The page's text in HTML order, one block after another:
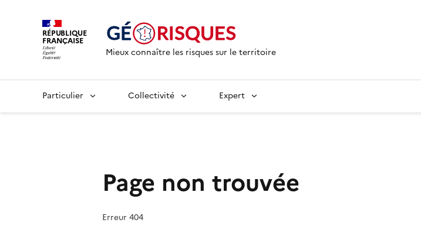
RÉPUBLIQUE
FRANÇAISE
Mieux connaître les risques sur le territoire
Particulier Collectivité Expert
Page non trouvée
Erreur 404